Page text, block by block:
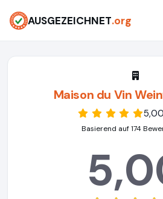
AUSGEZEICHNET.org
Maison du Vin
Basierend auf 174